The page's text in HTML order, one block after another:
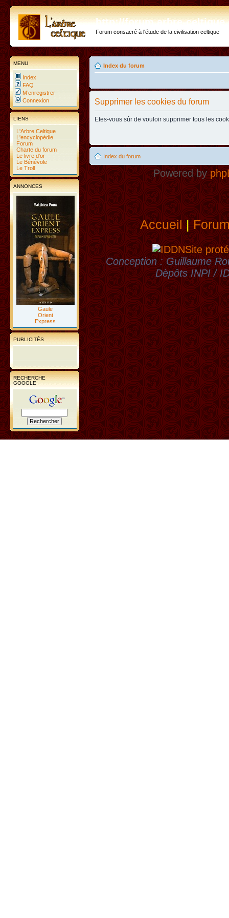
http://forum.arbre-
Forum consacré à l'étude de la civilisation celtique
MENU
Index
FAQ
M’enregistrer
Connexion
LIENS
L'Arbre Celtique
L'encyclopédie
Forum
Charte du forum
Le livre d'or
Le Bénévole
Le Troll
ANNONCES
Gaule
Orient
Express
PUBLICITÉS
RECHERCHE
GOOGLE
Index du forum
Supprimer les cookies du forum
Etes-vous sûr de vouloir supprimer tous les
Index du forum
Powered by
Accueil|
Site
Conception : Guillaume
Dèpôts INPI /